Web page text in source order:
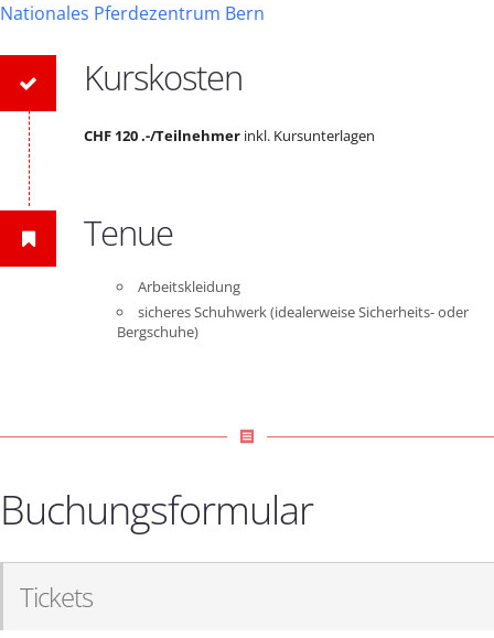
Nationales Pferdezentrum Bern
Kurskosten
CHF 120 .-/Teilnehmer inkl. Kursunterlagen
Tenue
Arbeitskleidung
sicheres Schuhwerk (idealerweise Sicherheits- oder
Bergschuhe)
receipt
Buchungsformular
Tickets